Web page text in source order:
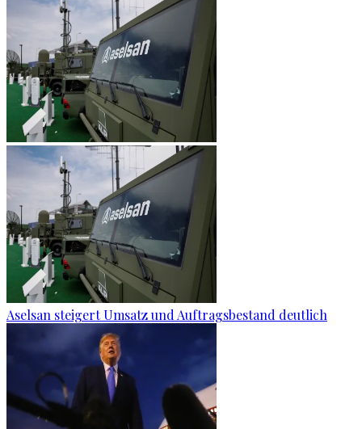
Aselsan steigert Umsatz und Auftragsbestand deutlich